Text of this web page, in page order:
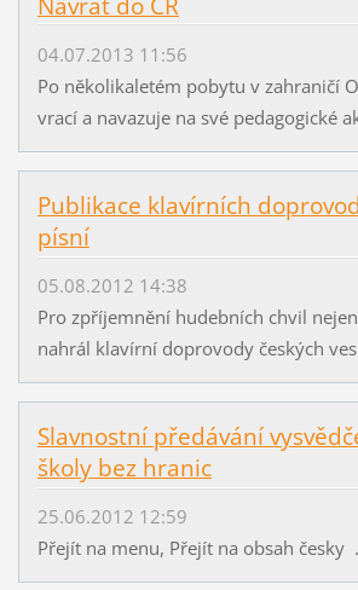
04.07.2013 11:56
Po několikaletém pobytu v zahraničí
vrací a navazuje na své pedagogické
Publikace klavírních
písní
05.08.2012 14:38
Pro zpříjemnění hudebních chvil
nahrál klavírní doprovody českých
Slavnostní předávání
školy bez hranic
25.06.2012 12:59
Přejít na menu, Přejít na obsah česky